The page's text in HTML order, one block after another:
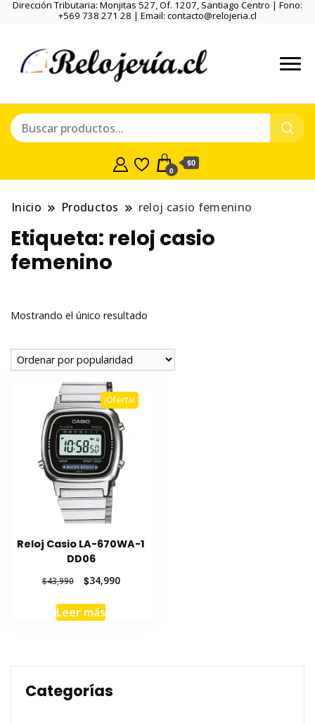
Dirección Tributaria: Monjitas 527, Of. 1207, Santiago Centro | Fono:
+569 738 271 28 | Email: contacto@relojeria.cl
0
$0
Inicio Productos reloj casio femenino
Etiqueta: reloj casio
femenino
Mostrando el único resultado
¡Oferta!
Reloj Casio LA-670WA-1
DD06
$43,990
original
era:
$34,990El
Leer más
Categorías